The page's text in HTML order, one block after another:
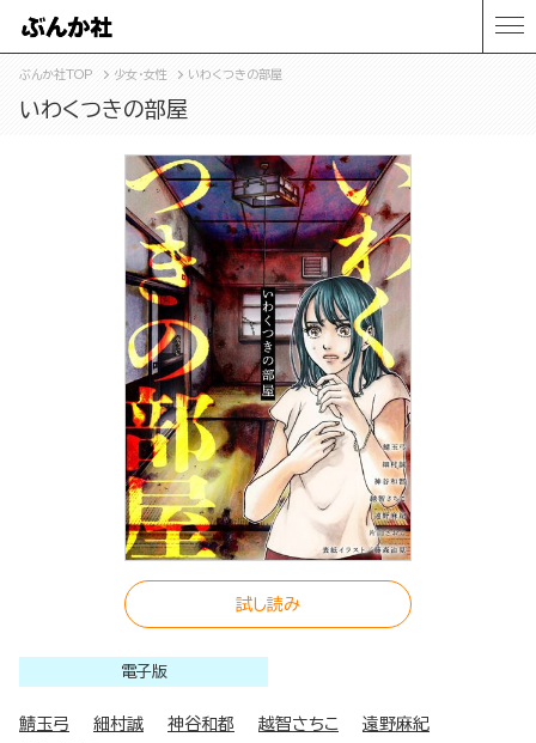
ぶんか社TOP 少女・女性 いわくつきの部屋
いわくつきの部屋
試し読み
電子版
鯖玉弓 細村誠 神谷和都 越智さちこ
遠野麻紀